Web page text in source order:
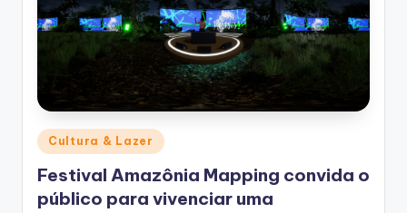
Posted
in
Cultura & Lazer
Festival Amazônia Mapping convida o
público para vivenciar uma